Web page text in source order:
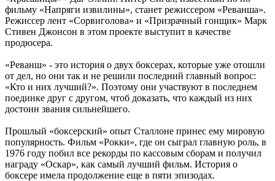
фильму «Напряги извилины», станет режиссером «Реванша».
Режиссер лент «Сорвиголова» и «Призрачный гонщик» Марк
Стивен Джонсон в этом проекте выступит в качестве
продюсера.
«Реванш» - это история о двух боксерах, которые уже отошли
от дел, но они так и не решили последний главный вопрос:
«Кто и них лучший?». Поэтому они участвуют в последнем
поединке друг с другом, чтоб доказать, что каждый из них
достоин звания сильнейшего.
Прошлый «боксерский» опыт Сталлоне принес ему мировую
популярность. Фильм «Рокки», где он сыграл главную роль, в
1976 году побил все рекорды по кассовым сборам и получил
награду «Оскар», как самый лучший фильм. История о
боксере имела продолжение еще в пяти эпизодах.